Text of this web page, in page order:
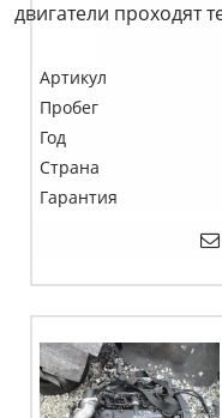
двигатели проходят
Артикул
Пробег
Год
Страна
Гарантия